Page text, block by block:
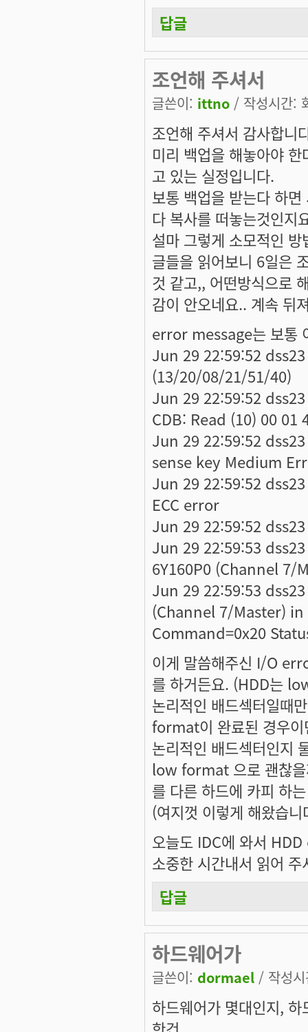
답글
조언해 주셔서
글쓴이: ittno / 작성시간:
조언해 주셔서 감사합니
미리 백업을 해놓아야
고 있는 실정입니다.
보통 백업을 받는다 하
다 복사를 떠놓는것인지
설마 그렇게 소모적인
글들을 읽어보니 6일은
것 같고,, 어떤방식으로
감이 안오네요.. 계속 뒤
error message는 보통
Jun 29 22:59:52
(13/20/08/21/51/40)
Jun 29 22:59:52
CDB: Read (10) 00 01
Jun 29 22:59:52
sense key Medium
Jun 29 22:59:52
ECC error
Jun 29 22:59:52
Jun 29 22:59:53
6Y160P0 (Channel 7/
Jun 29 22:59:53
(Channel 7/Master)
Command=0x20
이게 말씀해주신 I/O
를 하거든요. (HDD는
논리적인 배드섹터일때
format이 완료된 경우이
논리적인 배드섹터인지
low format 으로 괜찮
를 다른 하드에 카피 하
(여지껏 이렇게 해왔습
오늘도 IDC에 와서
소중한 시간내서 읽어
답글
하드웨어가
글쓴이: dormael / 작성
하드웨어가 몇대인지,